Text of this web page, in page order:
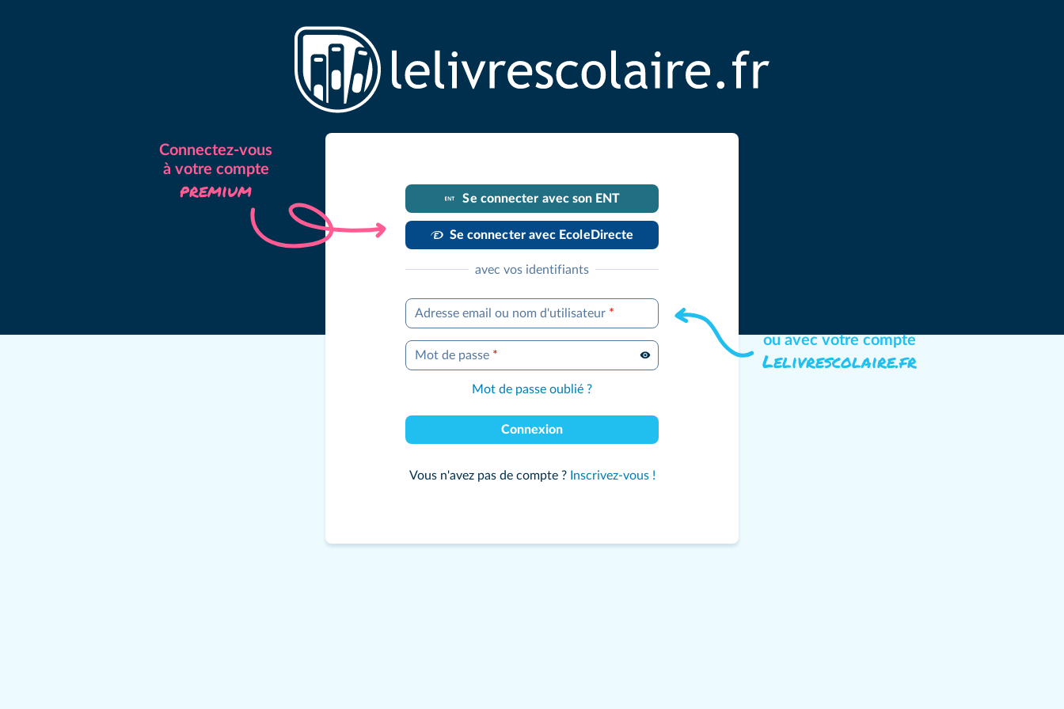
ou avec votre compte
Lelivrescolaire.fr
Connectez-vous
à votre compte
premium Se connecter avec son ENT
Se connecter avec EcoleDirecte
avec vos identifiants
Adresse email ou nom d'utilisateur *
Mot de passe *
Mot de passe oublié ?
Connexion
Vous n'avez pas de compte ? Inscrivez-vous !